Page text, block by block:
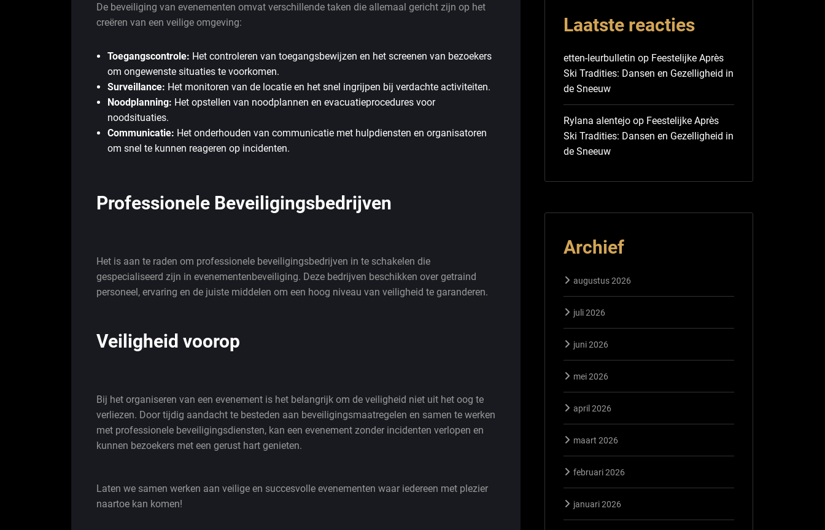
De beveiliging van evenementen omvat verschillende taken die allemaal gericht zijn op het
creëren van een veilige omgeving:
Toegangscontrole: Het controleren van toegangsbewijzen en het screenen van bezoekers
om ongewenste situaties te voorkomen.
Surveillance: Het monitoren van de locatie en het snel ingrijpen bij verdachte activiteiten.
Noodplanning: Het opstellen van noodplannen en evacuatieprocedures voor
noodsituaties.
Communicatie: Het onderhouden van communicatie met hulpdiensten en organisatoren
om snel te kunnen reageren op incidenten.
Professionele Beveiligingsbedrijven
Het is aan te raden om professionele beveiligingsbedrijven in te schakelen die
gespecialiseerd zijn in evenementenbeveiliging. Deze bedrijven beschikken over getraind
personeel, ervaring en de juiste middelen om een hoog niveau van veiligheid te garanderen.
Veiligheid voorop
Bij het organiseren van een evenement is het belangrijk om de veiligheid niet uit het oog te
verliezen. Door tijdig aandacht te besteden aan beveiligingsmaatregelen en samen te werken
met professionele beveiligingsdiensten, kan een evenement zonder incidenten verlopen en
kunnen bezoekers met een gerust hart genieten.
Laten we samen werken aan veilige en succesvolle evenementen waar iedereen met plezier
naartoe kan komen!
Laatste reacties
etten-leurbulletin op Feestelijke Après
Ski Tradities: Dansen en Gezelligheid in
de Sneeuw
Rylana alentejo op Feestelijke Après
Ski Tradities: Dansen en Gezelligheid in
de Sneeuw
Archief
augustus 2026
juli 2026
juni 2026
mei 2026
april 2026
maart 2026
februari 2026
januari 2026